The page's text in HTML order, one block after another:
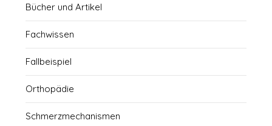
Bücher und Artikel
Fachwissen
Fallbeispiel
Orthopädie
Schmerzmechanismen